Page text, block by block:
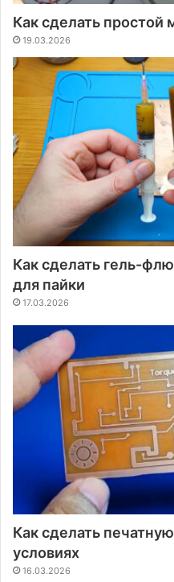
Как сделать простой
19.03.2026
Как сделать гель-
для пайки
17.03.2026
Как сделать
условиях
16.03.2026